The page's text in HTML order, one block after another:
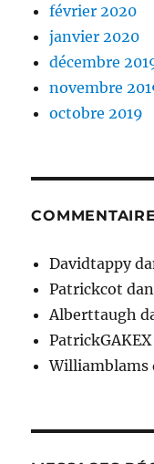
février 2020
janvier 2020
décembre
novembre
octobre 2019
Davidtappy
Patrickcot
Alberttaugh
PatrickGAKEX
Williamblams